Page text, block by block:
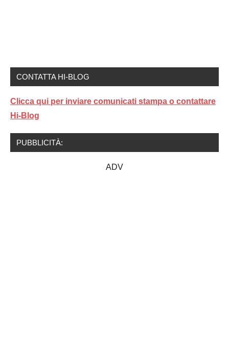
CONTATTA HI-BLOG
Clicca qui per inviare comunicati stampa o contattare
Hi-Blog
PUBBLICITÀ:
ADV